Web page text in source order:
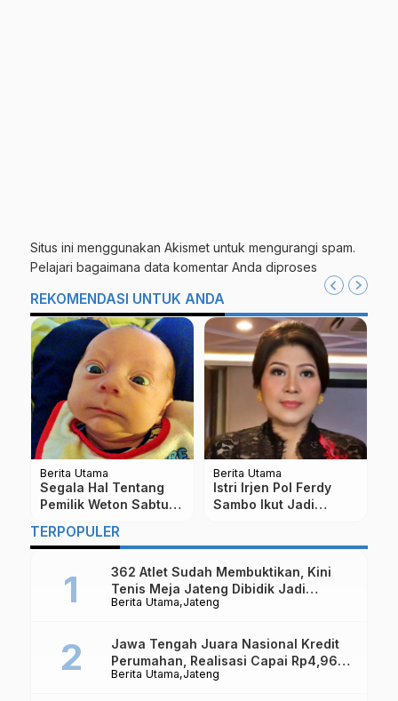
Situs ini menggunakan Akismet untuk mengurangi spam.
Pelajari bagaimana data komentar Anda diproses
REKOMENDASI UNTUK ANDA
Berita Utama
Segala Hal Tentang
Pemilik Weton Sabtu
Berita Utama
Istri Irjen Pol Ferdy
Sambo Ikut Jadi
TERPOPULER
Berita Utama Jateng
362 Atlet Sudah Membuktikan, Kini
Tenis Meja Jateng Dibidik Jadi
Kekuatan Nasional
Berita Utama Jateng
Jawa Tengah Juara Nasional Kredit
Perumahan, Realisasi Capai Rp4,96
Triliun